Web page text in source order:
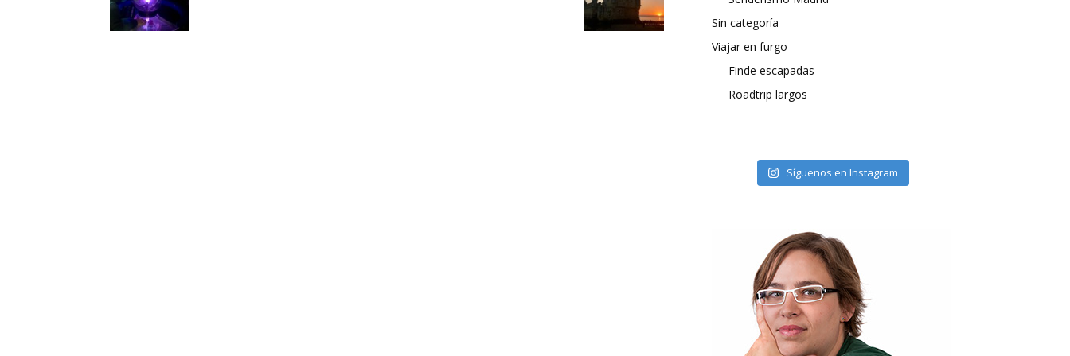
Sin categoría
Viajar en furgo
Finde escapadas
Roadtrip largos
Síguenos en Instagram